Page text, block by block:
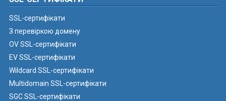
SSL-сертифікати
З перевіркою домену
OV SSL-сертифікати
EV SSL-сертифікати
Wildcard SSL-сертифікати
Multidomain SSL-сертифікати
SGC SSL-сертифікати